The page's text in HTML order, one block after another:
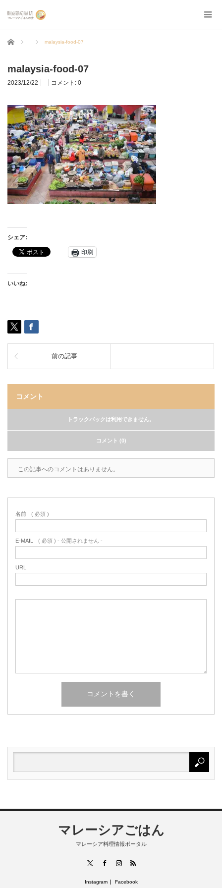
ホーム malaysia-food-07
malaysia-food-07
2023/12/22 コメント: 0
シェア:
印刷
いいね:
前の記事
コメント
トラックバックは利用できません。
コメント (0)
この記事へのコメントはありません。
名前 ( 必須 )
E-MAIL ( 必須 ) - 公開されません -
URL
マレーシアごはん
マレーシア料理情報ポータル
FacebookInstagram
RSS
Instagram Facebook